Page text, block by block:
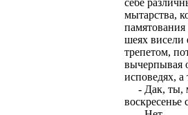
себе
мытарства,
шеях висели
трепетом,
вычерпывая
исповедях,
- Дак, ты,